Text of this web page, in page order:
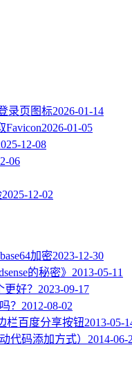
录页图标2026-01-14
Favicon2026-01-05
12-08
06
2025-12-02
加密2023-12-30
的秘密》 2013-05-11
好？ 2023-09-17
？ 2012-08-02
栏百度分享按钮2013-05-
代码添加方式） 2014-06-